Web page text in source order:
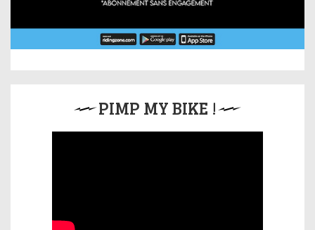
PIMP MY BIKE !